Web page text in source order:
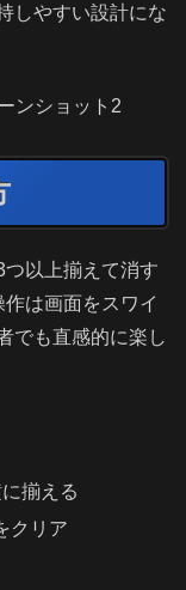
しやすい設計にな
以上揃えて消す
は画面をスワイ
でも直感的に楽し
揃える
クリア